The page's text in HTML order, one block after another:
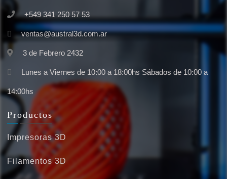
+549 341 250 57 53
ventas@austral3d.com.ar
3 de Febrero 2432
Lunes a Viernes de 10:00 a 18:00hs Sábados de 10:00 a
14:00hs
Productos
Impresoras 3D
Filamentos 3D